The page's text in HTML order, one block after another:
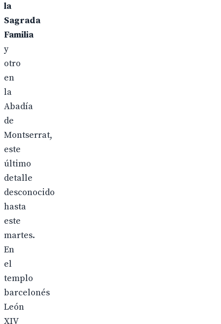
la
Sagrada
Familia
y
otro
en
la
Abadía
de
Montserrat,
este
último
detalle
desconocido
hasta
este
martes.
En
el
templo
barcelonés
León
XIV